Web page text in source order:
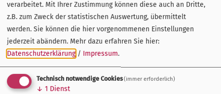
Ansprechpartner
verarbeitet. Mit Ihrer Zustimmung können diese auch an Dritte,
z.B. zum Zweck der statistischen Auswertung, übermittelt
werden. Sie können die hier vorgenommenen Einstellungen
jederzeit abändern. Mehr dazu erfahren Sie hier:
Datenschutzerklärung / Impressum.
Technisch notwendige Cookies(immer erforderlich)
↓ 1 Dienst